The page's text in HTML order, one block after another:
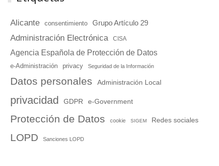
Alicante consentimiento Grupo Artículo 29
Administración Electrónica CISA
Agencia Española de Protección de Datos
e-Administración privacy Seguridad de la Información
Datos personales Administración Local
privacidad GDPR e-Government
Protección de Datos cookie SIGEM Redes sociales
LOPD Sanciones LOPD